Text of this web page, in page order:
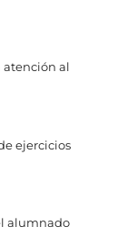
atención al
ejercicios
alumnado